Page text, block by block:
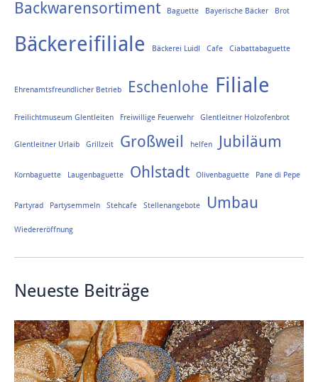
Backwarensortiment Baguette Bayerische Bäcker Brot
Bäckereifiliale Bäckerei Luidl Cafe Ciabattabaguette
Ehrenamtsfreundlicher Betrieb Eschenlohe Filiale
Freilichtmuseum Glentleiten Freiwillige Feuerwehr Glentleitner Holzofenbrot
Glentleitner Urlaib Grillzeit Großweil helfen Jubiläum
Kornbaguette Laugenbaguette Ohlstadt Olivenbaguette Pane di Pepe
Partyrad Partysemmeln Stehcafe Stellenangebote Umbau
Wiedereröffnung
Neueste Beiträge